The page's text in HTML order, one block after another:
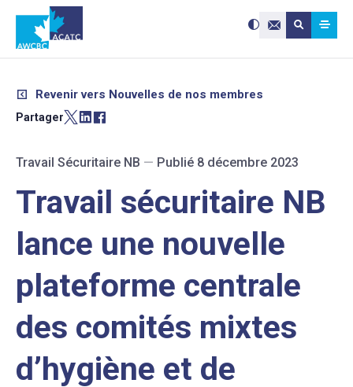
Contactez-
Search site:
Submit
Utilisez
les
flèches
haut
d'appareils
tactiles
peuvent
Revenir vers Nouvelles de nos membres
Partager
Travail Sécuritaire NB — Publié 8 décembre 2023
Travail sécuritaire NB
lance une nouvelle
plateforme centrale
des comités mixtes
d’hygiène et de